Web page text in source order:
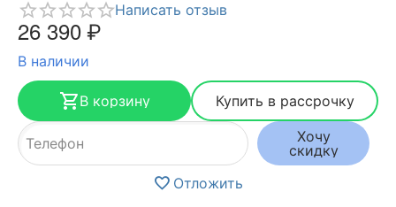
Написать отзыв
26 390₽
В наличии
В корзину
Купить в рассрочку
Хочу
скидку
Отложить